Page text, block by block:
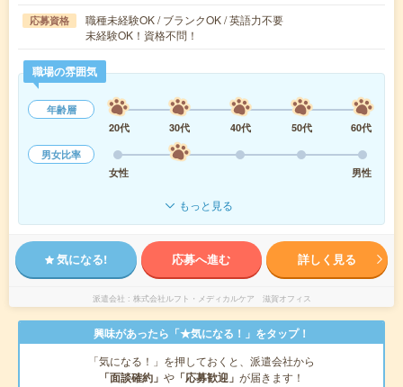
応募資格
職種未経験OK / ブランクOK / 英語力不要
未経験OK！資格不問！
職場の雰囲気
年齢層
20代
30代 40代 50代
60代
男女比率
女性
男性
もっと見る
気になる! 応募へ進む 詳しく見る
派遣会社 株式会社ルフト・メディカルケア 滋賀オフィス
興味があったら「★気になる！」をタップ！
「気になる！」を押しておくと、派遣会社から
「面談確約」 や 「応募歓迎」 が届きます！